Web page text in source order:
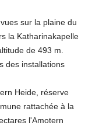
sur la plaine du
la Katharinakapelle
de 493 m.
des installations
Heide, réserve
rattachée à la
l'Amotern